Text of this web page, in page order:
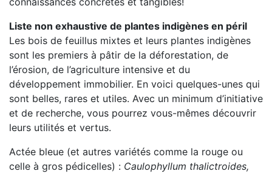
Liste non exhaustive de plantes indigènes en péril
Les bois de feuillus mixtes et leurs plantes indigènes
sont les premiers à pâtir de la déforestation, de
l’érosion, de l’agriculture intensive et du
développement immobilier. En voici quelques-unes qui
sont belles, rares et utiles. Avec un minimum d’initiative
et de recherche, vous pourrez vous-mêmes découvrir
leurs utilités et vertus.
Actée bleue (et autres variétés comme la rouge ou
celle à gros pédicelles) : Caulophyllum thalictroides,